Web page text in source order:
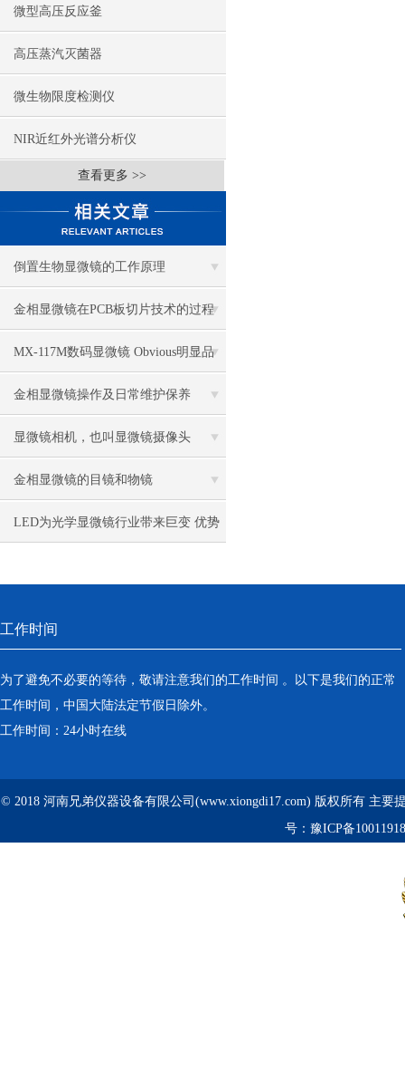
微型高压反应釜
高压蒸汽灭菌器
微生物限度检测仪
NIR近红外光谱分析仪
查看更多 >>
倒置生物显微镜的工作原理
金相显微镜在PCB板切片技术的过程
控制中的作用
MX-117M数码显微镜 Obvious明显品
牌值得推荐
金相显微镜操作及日常维护保养
显微镜相机，也叫显微镜摄像头
金相显微镜的目镜和物镜
LED为光学显微镜行业带来巨变 优势
工作时间
为了避免不必要的等待，敬请注意我们的工作时间 。以下是我们的正常
工作时间，中国大陆法定节假日除外。
工作时间：24小时在线
© 2018 河南兄弟仪器设备有限公司(www.xiongdi17.com) 版权所有 主要
号： 豫ICP备